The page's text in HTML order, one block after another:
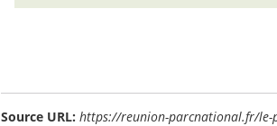
Source URL: https://reunion-parcnational.fr/le-